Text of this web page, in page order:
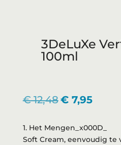
3DeLuXe
100ml
€12,48
€ 12,48.
€7,95
is:
€ 7,95.
1. Het Mengen_x000D_
Soft Cream, eenvoudig te